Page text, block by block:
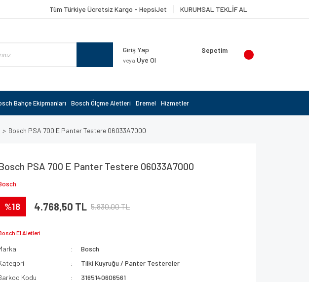
Tüm Türkiye Ücretsiz Kargo - HepsiJet KURUMSAL TEKLİF AL
Giriş Yap
veya Üye Ol
Sepetim
Bahçe Ekipmanları Bosch Ölçme Aletleri Dremel Hizmetler
Bosch PSA 700 E Panter Testere 06033A7000
PSA 700 E Panter Testere 06033A7000
%18 4.768,50 TL 5.830,00 TL
El Aletleri
Bosch
Tilki Kuyruğu / Panter Testereler
Kodu
3165140606561